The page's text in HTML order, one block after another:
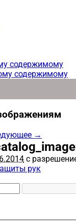
содержимому
содержимому
→
с
рук